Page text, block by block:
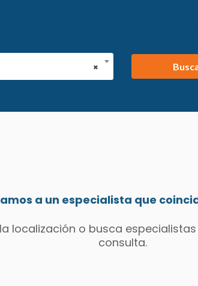
×
a un especialista que
localización o busca
consulta.